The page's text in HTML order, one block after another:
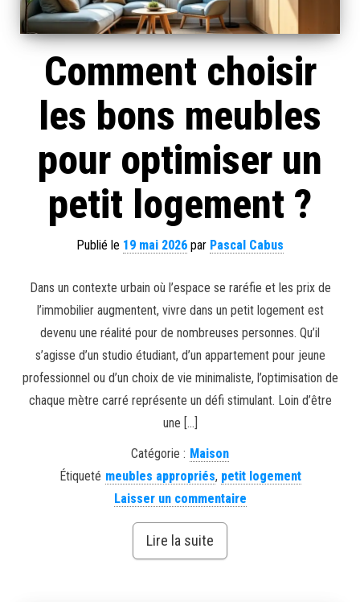
Comment choisir
les bons meubles
pour optimiser un
petit logement ?
Publié le 19 mai 2026 par Pascal Cabus
Dans un contexte urbain où l’espace se raréfie et les prix de
l’immobilier augmentent, vivre dans un petit logement est
devenu une réalité pour de nombreuses personnes. Qu’il
s’agisse d’un studio étudiant, d’un appartement pour jeune
professionnel ou d’un choix de vie minimaliste, l’optimisation de
chaque mètre carré représente un défi stimulant. Loin d’être
une […]
Catégorie : Maison
Étiqueté meubles appropriés, petit logement
Laisser un commentaire
Lire la suite